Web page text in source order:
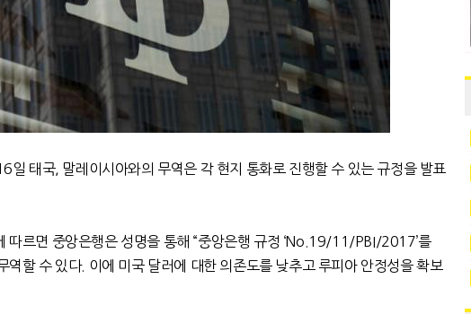
일 태국, 말레이시아와의 무역은 각 현지 통화로 진행할 수 있는 규정을 발표
따르면 중앙은행은 성명을 통해 “중앙은행 규정 ‘No.19/11/PBI/2017’를
역할 수 있다. 이에 미국 달러에 대한 의존도를 낮추고 루피아 안정성을 확보